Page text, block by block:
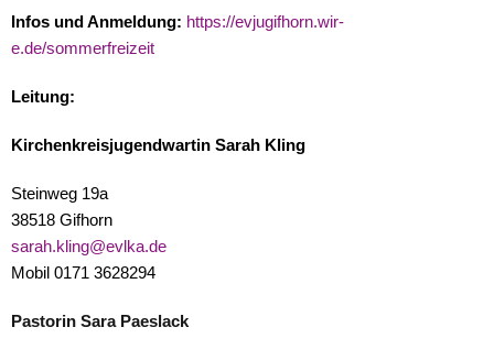
Infos und Anmeldung: https://evjugifhorn.wir-
e.de/sommerfreizeit
Leitung:
Kirchenkreisjugendwartin Sarah Kling
Steinweg 19a
38518 Gifhorn
sarah.kling@evlka.de
Mobil 0171 3628294
Pastorin Sara Paeslack